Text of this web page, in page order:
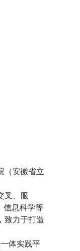
（安徽省立
叉、服
信息科学等
致力于打造
体实践平